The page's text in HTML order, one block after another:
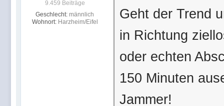
9.459 Beiträge
Geschlecht: männlich
Wohnort: Harzheim/Eifel
Geht der Trend
in Richtung
oder echten
150 Minuten
Jammer!